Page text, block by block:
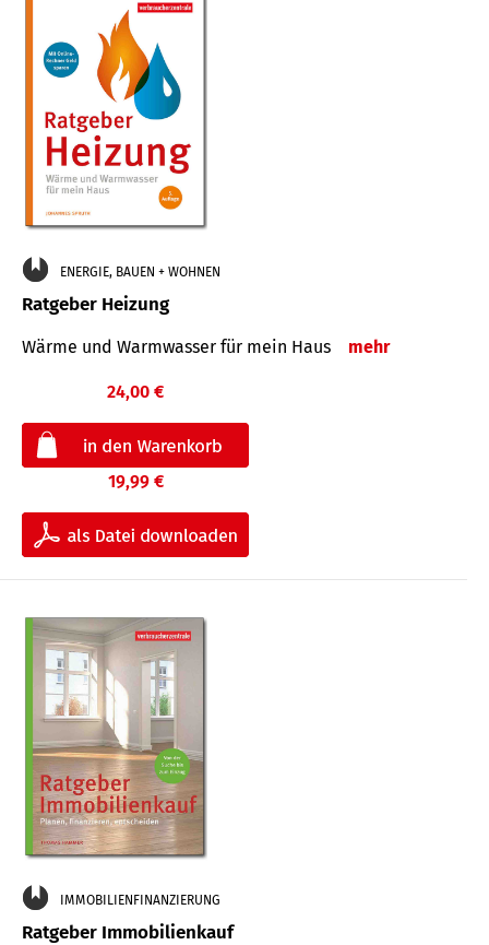
ENERGIE, BAUEN + WOHNEN
Ratgeber Heizung
Wärme und Warmwasser für mein Haus mehr
24,00 €
19,99 €
IMMOBILIENFINANZIERUNG
Ratgeber Immobilienkauf